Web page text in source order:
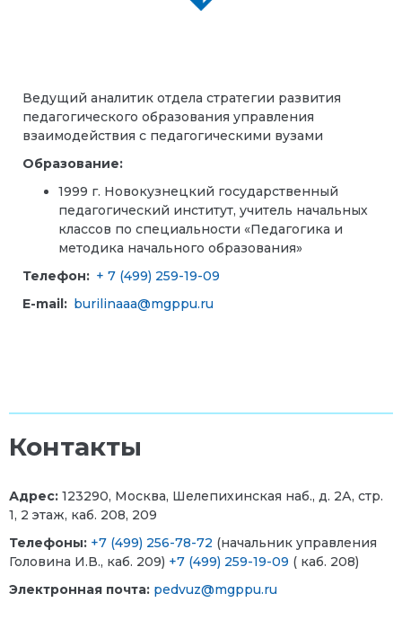
Ведущий аналитик отдела стратегии развития
педагогического образования управления
взаимодействия с педагогическими вузами
Образование:
1999 г. Новокузнецкий государственный
педагогический институт, учитель начальных
классов по специальности «Педагогика и
методика начального образования»
Телефон: + 7 (499) 259-19-09
E-mail: burilinaaa@mgppu.ru
Контакты
Адрес: 123290, Москва, Шелепихинская наб., д. 2А, стр.
1, 2 этаж, каб. 208, 209
Телефоны: +7 (499) 256-78-72 (начальник управления
Головина И.В., каб. 209) +7 (499) 259-19-09 ( каб. 208)
Электронная почта: pedvuz@mgppu.ru